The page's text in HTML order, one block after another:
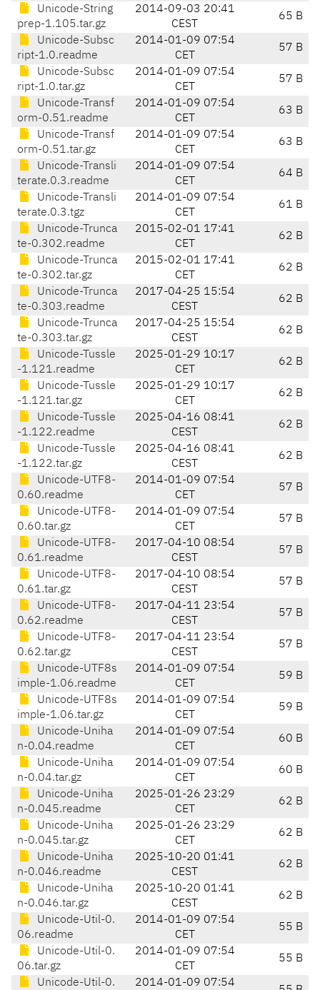
Unicode-String
prep-1.105.tar.gz
2014-09-03 20:41
CEST
65 B
Unicode-Subsc
ript-1.0.readme
2014-01-09 07:54
CET
57 B
Unicode-Subsc
ript-1.0.tar.gz
2014-01-09 07:54
CET
57 B
Unicode-Transf
orm-0.51.readme
2014-01-09 07:54
CET
63 B
Unicode-Transf
orm-0.51.tar.gz
2014-01-09 07:54
CET
63 B
Unicode-Transli
terate.0.3.readme
2014-01-09 07:54
CET
64 B
Unicode-Transli
terate.0.3.tgz
2014-01-09 07:54
CET
61 B
Unicode-Trunca
te-0.302.readme
2015-02-01 17:41
CET
62 B
Unicode-Trunca
te-0.302.tar.gz
2015-02-01 17:41
CET
62 B
Unicode-Trunca
te-0.303.readme
2017-04-25 15:54
CEST
62 B
Unicode-Trunca
te-0.303.tar.gz
2017-04-25 15:54
CEST
62 B
Unicode-Tussle
-1.121.readme
2025-01-29 10:17
CET
62 B
Unicode-Tussle
-1.121.tar.gz
2025-01-29 10:17
CET
62 B
Unicode-Tussle
-1.122.readme
2025-04-16 08:41
CEST
62 B
Unicode-Tussle
-1.122.tar.gz
2025-04-16 08:41
CEST
62 B
Unicode-UTF8-
0.60.readme
2014-01-09 07:54
CET
57 B
Unicode-UTF8-
0.60.tar.gz
2014-01-09 07:54
CET
57 B
Unicode-UTF8-
0.61.readme
2017-04-10 08:54
CEST
57 B
Unicode-UTF8-
0.61.tar.gz
2017-04-10 08:54
CEST
57 B
Unicode-UTF8-
0.62.readme
2017-04-11 23:54
CEST
57 B
Unicode-UTF8-
0.62.tar.gz
2017-04-11 23:54
CEST
57 B
Unicode-UTF8s
imple-1.06.readme
2014-01-09 07:54
CET
59 B
Unicode-UTF8s
imple-1.06.tar.gz
2014-01-09 07:54
CET
59 B
Unicode-Uniha
n-0.04.readme
2014-01-09 07:54
CET
60 B
Unicode-Uniha
n-0.04.tar.gz
2014-01-09 07:54
CET
60 B
Unicode-Uniha
n-0.045.readme
2025-01-26 23:29
CET
62 B
Unicode-Uniha
n-0.045.tar.gz
2025-01-26 23:29
CET
62 B
Unicode-Uniha
n-0.046.readme
2025-10-20 01:41
CEST
62 B
Unicode-Uniha
n-0.046.tar.gz
2025-10-20 01:41
CEST
62 B
Unicode-Util-0.
06.readme
2014-01-09 07:54
CET
55 B
Unicode-Util-0.
06.tar.gz
2014-01-09 07:54
CET
55 B
Unicode-Util-0.
2014-01-09 07:54